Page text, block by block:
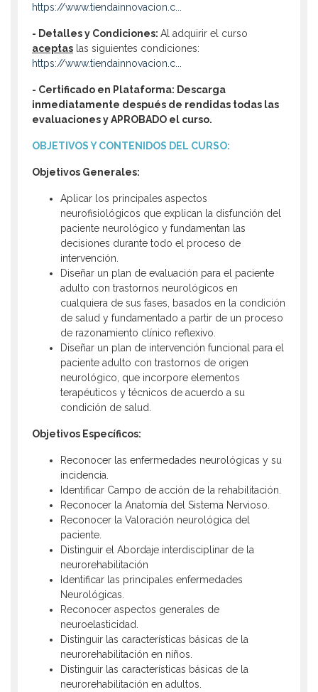
https://www.tiendainnovacion.c...
- Detalles y Condiciones: Al adquirir el curso
aceptas las siguientes condiciones:
https://www.tiendainnovacion.c...
- Certificado en Plataforma: Descarga
inmediatamente después de rendidas todas las
evaluaciones y APROBADO el curso.
OBJETIVOS Y CONTENIDOS DEL CURSO:
Objetivos Generales:
Aplicar los principales aspectos
neurofisiológicos que explican la disfunción del
paciente neurológico y fundamentan las
decisiones durante todo el proceso de
intervención.
Diseñar un plan de evaluación para el paciente
adulto con trastornos neurológicos en
cualquiera de sus fases, basados en la condición
de salud y fundamentado a partir de un proceso
de razonamiento clínico reflexivo.
Diseñar un plan de intervención funcional para el
paciente adulto con trastornos de origen
neurológico, que incorpore elementos
terapéuticos y técnicos de acuerdo a su
condición de salud.
Objetivos Específicos:
Reconocer las enfermedades neurológicas y su
incidencia.
Identificar Campo de acción de la rehabilitación.
Reconocer la Anatomía del Sistema Nervioso.
Reconocer la Valoración neurológica del
paciente.
Distinguir el Abordaje interdisciplinar de la
neurorehabilitación
Identificar las principales enfermedades
Neurológicas.
Reconocer aspectos generales de
neuroelasticidad.
Distinguir las características básicas de la
neurorehabilitación en niños.
Distinguir las características básicas de la
neurorehabilitación en adultos.